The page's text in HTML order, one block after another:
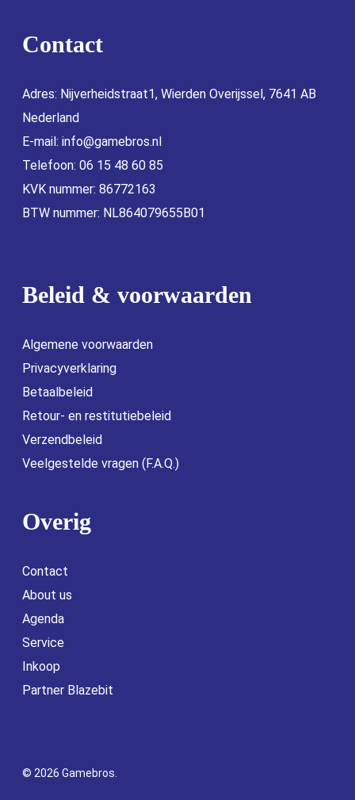
Contact
Adres: Nijverheidstraat1, Wierden Overijssel, 7641 AB
Nederland
E-mail: info@gamebros.nl
Telefoon: 06 15 48 60 85
KVK nummer: 86772163
BTW nummer: NL864079655B01
Beleid & voorwaarden
Algemene voorwaarden
Privacyverklaring
Betaalbeleid
Retour- en restitutiebeleid
Verzendbeleid
Veelgestelde vragen (F.A.Q.)
Overig
Contact
About us
Agenda
Service
Inkoop
Partner Blazebit
© 2026 Gamebros.